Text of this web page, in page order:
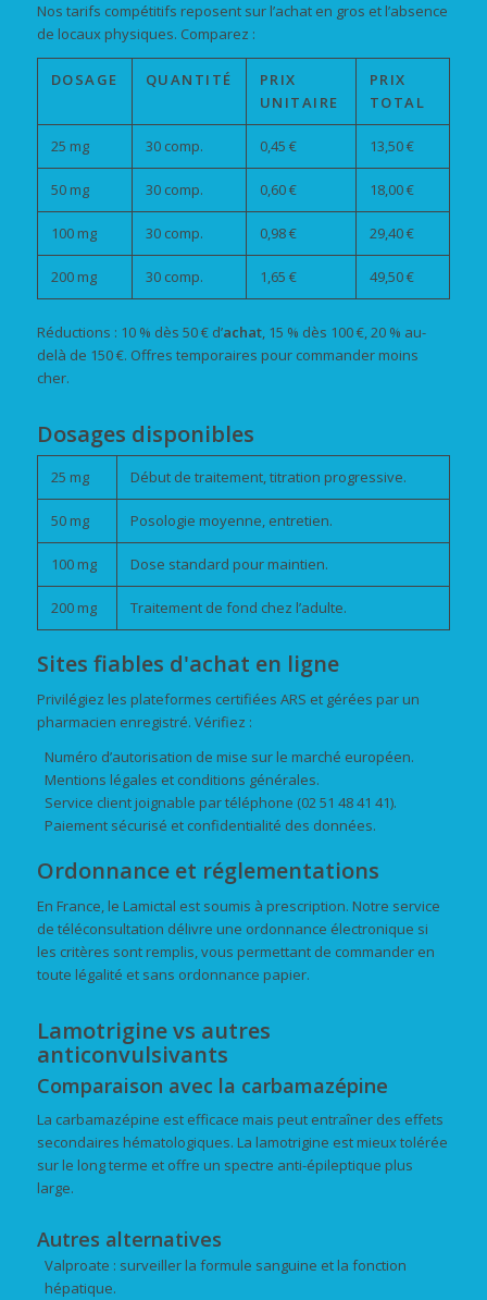
Nos tarifs compétitifs reposent sur l’achat en gros et l’absence
de locaux physiques. Comparez :
DOSAGE QUANTITÉ
PRIX
UNITAIRE
PRIX
TOTAL
25 mg 30 comp. 0,45 € 13,50 €
50 mg 30 comp. 0,60 € 18,00 €
100 mg 30 comp. 0,98 € 29,40 €
200 mg 30 comp. 1,65 € 49,50 €
Réductions : 10 % dès 50 € d’achat, 15 % dès 100 €, 20 % au-
delà de 150 €. Offres temporaires pour commander moins
cher.
Dosages disponibles
25 mg Début de traitement, titration progressive.
50 mg Posologie moyenne, entretien.
100 mg Dose standard pour maintien.
200 mg Traitement de fond chez l’adulte.
Sites fiables d'achat en ligne
Privilégiez les plateformes certifiées ARS et gérées par un
pharmacien enregistré. Vérifiez :
Numéro d’autorisation de mise sur le marché européen.
Mentions légales et conditions générales.
Service client joignable par téléphone (02 51 48 41 41).
Paiement sécurisé et confidentialité des données.
Ordonnance et réglementations
En France, le Lamictal est soumis à prescription. Notre service
de téléconsultation délivre une ordonnance électronique si
les critères sont remplis, vous permettant de commander en
toute légalité et sans ordonnance papier.
Lamotrigine vs autres
anticonvulsivants
Comparaison avec la carbamazépine
La carbamazépine est efficace mais peut entraîner des effets
secondaires hématologiques. La lamotrigine est mieux tolérée
sur le long terme et offre un spectre anti-épileptique plus
large.
Autres alternatives
Valproate : surveiller la formule sanguine et la fonction
hépatique.